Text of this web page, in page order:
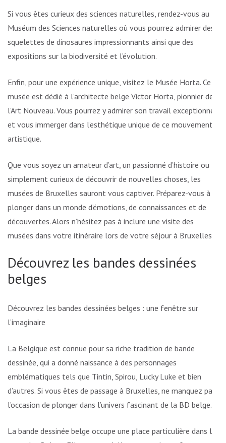
Si vous êtes curieux des sciences naturelles, rendez-vous au
Muséum des Sciences naturelles où vous pourrez admirer des
squelettes de dinosaures impressionnants ainsi que des
expositions sur la biodiversité et l’évolution.
Enfin, pour une expérience unique, visitez le Musée Horta. Ce
musée est dédié à l’architecte belge Victor Horta, pionnier de
l’Art Nouveau. Vous pourrez y admirer son travail exceptionnel
et vous immerger dans l’esthétique unique de ce mouvement
artistique.
Que vous soyez un amateur d’art, un passionné d’histoire ou
simplement curieux de découvrir de nouvelles choses, les
musées de Bruxelles sauront vous captiver. Préparez-vous à
plonger dans un monde d’émotions, de connaissances et de
découvertes. Alors n’hésitez pas à inclure une visite des
musées dans votre itinéraire lors de votre séjour à Bruxelles.
Découvrez les bandes dessinées
belges
Découvrez les bandes dessinées belges : une fenêtre sur
l’imaginaire
La Belgique est connue pour sa riche tradition de bande
dessinée, qui a donné naissance à des personnages
emblématiques tels que Tintin, Spirou, Lucky Luke et bien
d’autres. Si vous êtes de passage à Bruxelles, ne manquez pas
l’occasion de plonger dans l’univers fascinant de la BD belge.
La bande dessinée belge occupe une place particulière dans le